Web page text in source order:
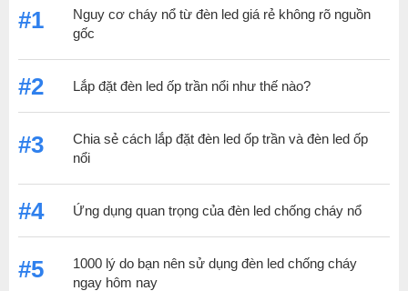
#1
Nguy cơ cháy nổ từ đèn led giá rẻ không rõ nguồn
gốc
#2 Lắp đặt đèn led ốp trần nổi như thế nào?
#3
Chia sẻ cách lắp đặt đèn led ốp trần và đèn led ốp
nổi
#4 Ứng dụng quan trọng của đèn led chống cháy nổ
#5
1000 lý do bạn nên sử dụng đèn led chống cháy
ngay hôm nay